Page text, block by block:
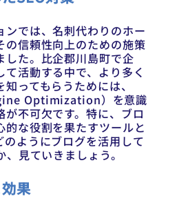
ンでは、名刺代わりのホー
の信頼性向上のための施策
した。比企郡川島町で企
活動する中で、より多く
ってもらうためには、
Optimization）を意識
が不可欠です。特に、ブロ
的な役割を果たすツールと
のようにブログを活用して
見ていきましょう。
果